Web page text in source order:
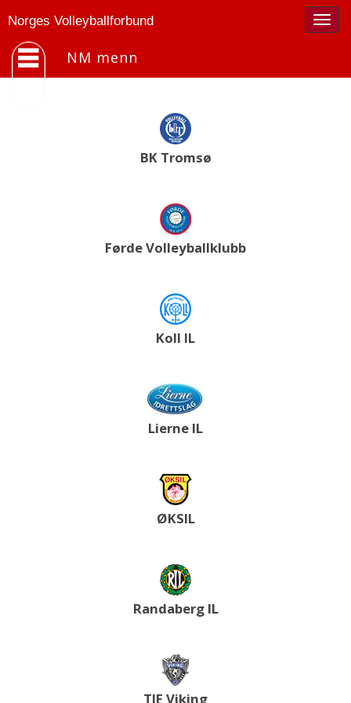
Norges Volleyballforbund
NM menn
BK Tromsø
Førde Volleyballklubb
Koll IL
Lierne IL
ØKSIL
Randaberg IL
TIF Viking